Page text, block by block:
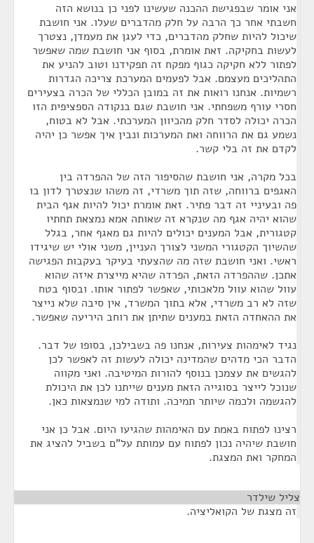
אני אומר שבפגישת ההכנה שעשינו לפני כן בנושא הזה
חשבתי אחר כך הרבה על חלק מהדברים שעלו. אני חושבת
שיכול להיות שחלק מהדברים, כדי לעגן את מעמדן, נצטרך
לעשות בחקיקה. זאת אומרת, בסוף אני חושבת שמה שאפשר
לפתור ללא חקיקה כגוף מפקח זה תפקידנו וטוב להניע את
התהליכים מעצמם. אבל לפעמים המערכת צריכה הגדרות
רשמיות. אנחנו רואות את זה במובן הכללי של הכרה בצעירים
חסרי עורף משפחתי. אני חושבת שגם בנקודה הספציפית הזו
הכרה יכולה לסדר חלק מהכיוון המערכתי. אבל לא בטוח,
נשמע גם את הרווחה ואת המערכות ונבין איך אפשר כן יהיה
לקדם את זה בלי קשר.
בכל מקרה, אני חושבת שהסיפור הזה של ההפרדה בין
האגפים ברווחה, שזה תוך משרדי, זה משהו שנצטרך לדון בו
פה ובעיניי זה דבר פתיר. זאת אומרת יכול להיות אגף הבית
שהוא יהיה אגף מה שנקרא זה שאותה אמא נמצאת תחתיו
קטגורית, אבל המענים יכולים להיות גם מאגף אחר, בגלל
שהשיוך הקטגורי המשני לצורך העניין, משני אולי יש שיגידו
ראשי. ואני חושבת שזה מה שהצעתי בעיקר בעקבות הפגישה
אתכן. שההפרדה הזאת, הפרדה שהיא מייצרת איזה שהוא
עוול שהוא עוול מלאכותי, שאפשר לפתור אותו. ובסוף בטח
שזה לא רב משרדי, אלא בתוך המשרד, אין סיבה שלא נייצר
את ההאחדה הזאת במענים שתיתן את רוחב היריעה שאפשר.
נגיד לאימהות צעירות, אנחנו פה בשבילכן, בסופו של דבר.
הדבר הכי מדהים שהמדינה יכולה לעשות זה לאפשר לכן
להגשים את עצמכן בנוסף להורות המיטיבה. ואני מקווה
שנוכל לייצר בסוגייה הזאת מענים שייתנו לכן את היכולת
להגשמה ולכמה שיותר תמיכה. ותודה למי שנמצאות כאן.
רצינו לפתוח באמת עם האימהות שהגיעו היום. אבל כן אני
חושבת שיהיה נכון לפתוח עם עמותת על"ם בשביל להציג את
המחקר ואת המצגת.
צליל שילדר
זה מצגת של הקואליציה.